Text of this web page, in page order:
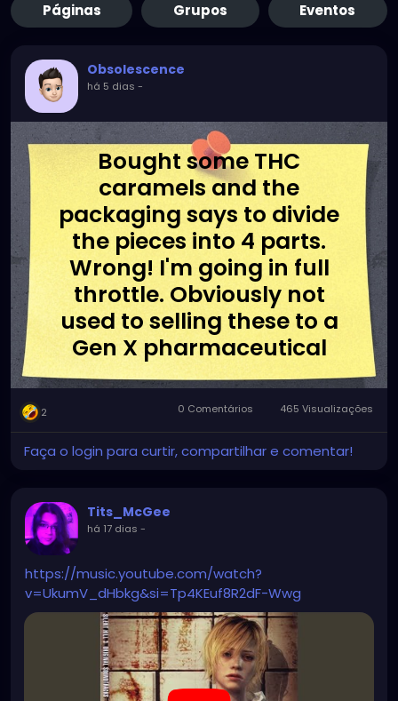
Páginas Grupos Eventos
Obsolescence
há 5 dias -
Bought some THC
caramels and the
packaging says to divide
the pieces into 4 parts.
Wrong! I'm going in full
throttle. Obviously not
used to selling these to a
Gen X pharmaceutical
grand master.
2 0 Comentários 465 Visualizações
Faça o login para curtir, compartilhar e comentar!
Tits_McGee
há 17 dias -
https://music.youtube.com/watch?
v=UkumV_dHbkg&si=Tp4KEuf8R2dF-Wwg